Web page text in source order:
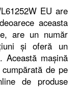
EU are
aceasta
are un număr
și oferă un
Această mașină
de pe
de produse